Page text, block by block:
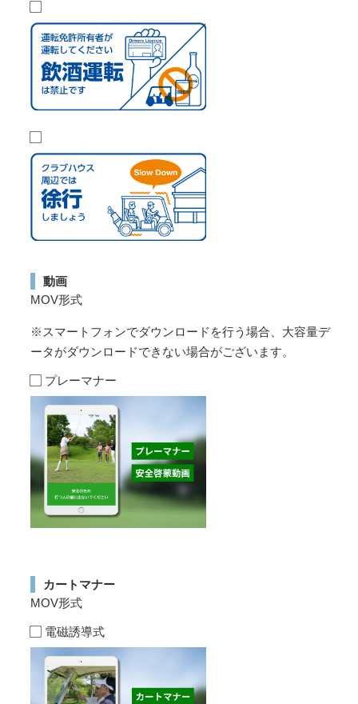
動画
MOV形式
※スマートフォンでダウンロードを行う場合、大容量デ
ータがダウンロードできない場合がございます。
プレーマナー
カートマナー
MOV形式
電磁誘導式